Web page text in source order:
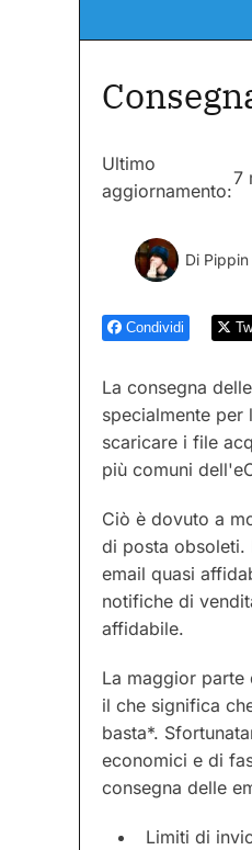
Ultimo
aggiornamento:
7
Di Pippin
Condividi
La consegna
specialmente
scaricare i file
più comuni
Ciò è dovuto a
di posta obsoleti.
email quasi
notifiche di
affidabile.
La maggior parte
il che significa
basta*.
economici e di
consegna delle
Limiti di